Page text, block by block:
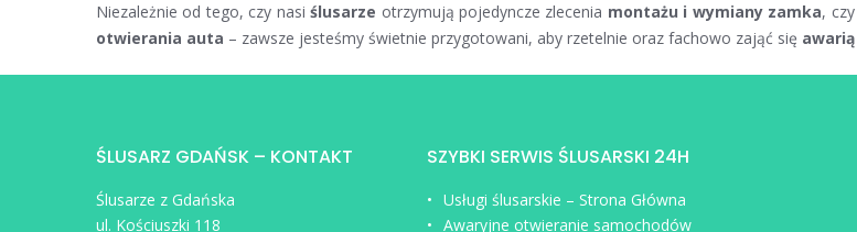
Niezależnie od tego, czy nasiślusarze otrzymują pojedyncze zlecenia montażu i wymiany zamka,
otwierania auta – zawsze jesteśmy świetnie przygotowani, aby rzetelnie oraz fachowo zająć się
ŚLUSARZ GDAŃSK – KONTAKT
Ślusarze z Gdańska
ul. Kościuszki 118
SZYBKI SERWIS ŚLUSARSKI 24H
Usługi ślusarskie – Strona Główna
Awaryjne otwieranie samochodów